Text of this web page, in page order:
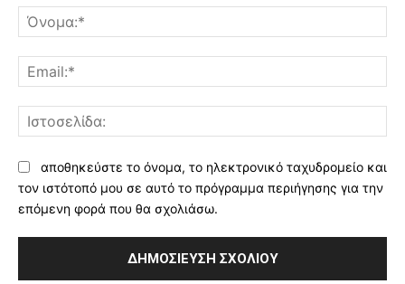
αποθηκεύστε το όνομα, το ηλεκτρονικό ταχυδρομείο και
τον ιστότοπό μου σε αυτό το πρόγραμμα περιήγησης για την
επόμενη φορά που θα σχολιάσω.